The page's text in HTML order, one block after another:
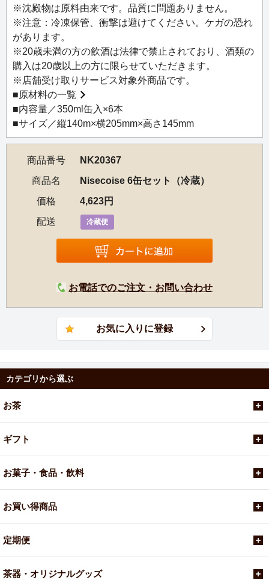
※沈殿物は原料由来です。品質に問題ありません。
※注意：冷凍保管、衝撃は避けてください。ケガの恐れ
があります。
※20歳未満の方の飲酒は法律で禁止されており、酒類の
購入は20歳以上の方に限らせていただきます。
※店舗受け取りサービス対象外商品です。
■原材料の一覧
■内容量／350ml缶入×6本
■サイズ／縦140m×横205mm×高さ145mm
商品番号
NK20367
商品名
Nisecoise 6缶セット（冷蔵）
価格
4,623円
配送
冷蔵便
お電話でのご注文・お問い合わせ
カテゴリから選ぶ
お茶
ギフト
お菓子・食品・飲料
お買い得商品
定期便
茶器・オリジナルグッズ